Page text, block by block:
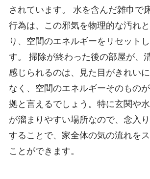
されています。 水を含んだ雑巾で
行為は、この邪気を物理的な汚れ
り、空間のエネルギーをリセット
す。 掃除が終わった後の部屋が、
感じられるのは、見た目がきれい
なく、空間のエネルギーそのもの
拠と言えるでしょう。特に玄関や
が溜まりやすい場所なので、念入
することで、家全体の気の流れを
ことができます。